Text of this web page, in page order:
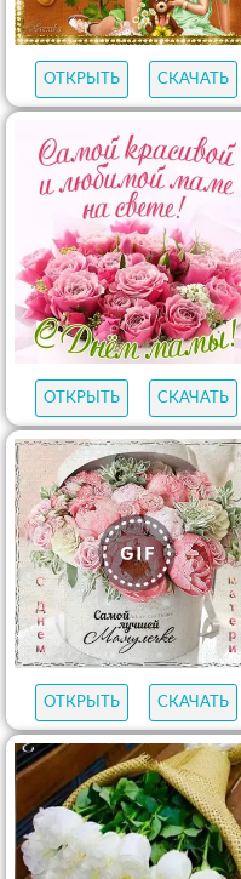
ОТКРЫТЬ СКАЧАТЬ
ОТКРЫТЬ СКАЧАТЬ
ОТКРЫТЬ СКАЧАТЬ